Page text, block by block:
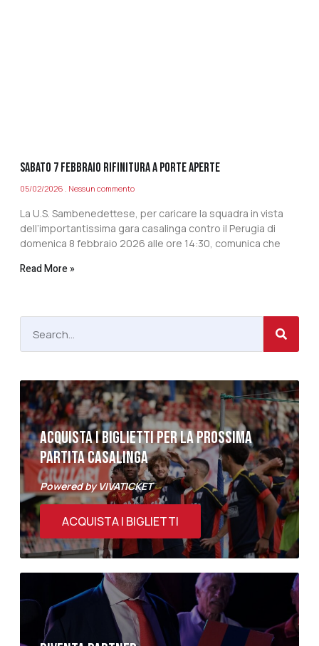
SABATO 7 FEBBRAIO RIFINITURA A PORTE APERTE
05/02/2026 Nessun commento
La U.S. Sambenedettese, per caricare la squadra in vista
dell’importantissima gara casalinga contro il Perugia di
domenica 8 febbraio 2026 alle ore 14:30, comunica che
Read More »
ACQUISTA I BIGLIETTI PER LA PROSSIMA
PARTITA CASALINGA
Powered by VIVATICKET
ACQUISTA I BIGLIETTI